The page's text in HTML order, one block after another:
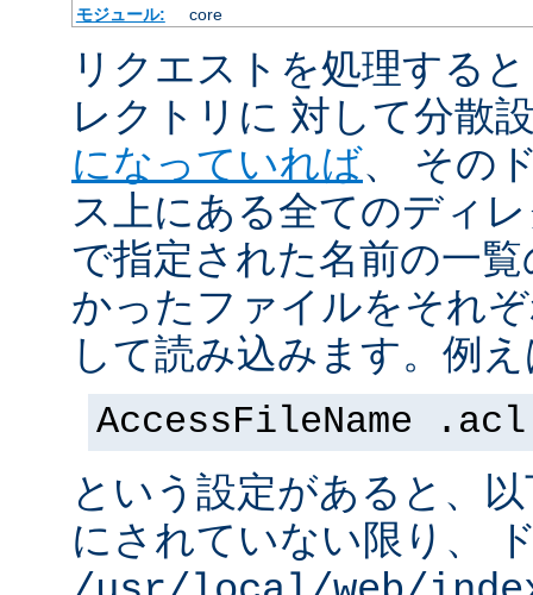
モジュール:
core
リクエストを処理する
レクトリに 対して分散
になっていれば、 その
ス上にある全てのディ
で指定された名前の一
かったファイルをそれ
して読み込みます。例
AccessFileName .acl
という設定があると、
にされていない限り、